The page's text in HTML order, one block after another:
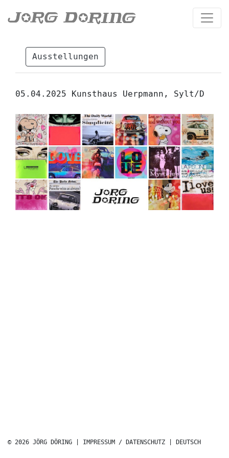
Ausstellungen
05.04.2025 Kunsthaus Uerpmann, Sylt/D
© 2026 JÖRG DÖRING | IMPRESSUM / DATENSCHUTZ DEUTSCH